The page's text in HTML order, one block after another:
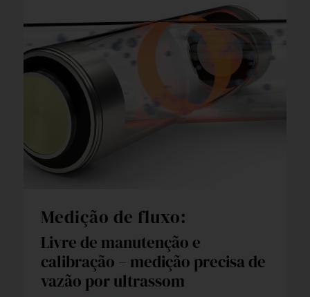
Medição de fluxo:
Livre de manutenção e
calibração – medição precisa de
vazão por ultrassom